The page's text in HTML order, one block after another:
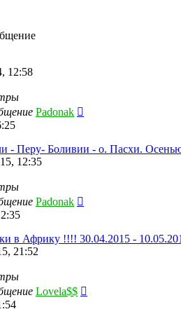
12:58
Padonak
- Перу- Боливии - о. Пасхи.
12:35
Padonak
в Африку !!!! 30.04.2015 -
21:52
Lovela$$